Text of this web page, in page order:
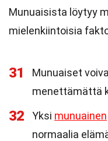
Munuaisista löytyy
mielenkiintoisia
31
Munuaiset
menettämättä
32 Yksi munuainen
normaalia